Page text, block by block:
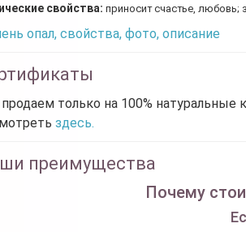
свойства: приносит счастье, любовь;
опал, свойства, фото, описание
только на 100%
здесь.
преимущества
Почему